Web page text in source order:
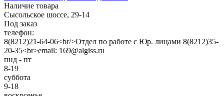
Наличие товара
Сысольское шоссе, 29-14
Под заказ
телефон:
8(8212)21-64-06<br/>Отдел по работе с Юр. лицами 8(8212)35-
20-35<br>email: 169@algiss.ru
пнд - пт
8-19
суббота
9-18